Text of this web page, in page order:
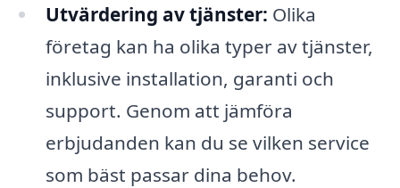
Utvärdering av tjänster: Olika
företag kan ha olika typer av tjänster,
inklusive installation, garanti och
support. Genom att jämföra
erbjudanden kan du se vilken service
som bäst passar dina behov.